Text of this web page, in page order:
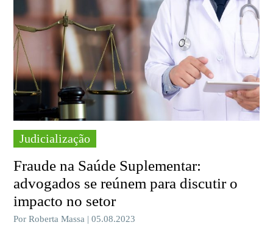
Judicialização
Fraude na Saúde Suplementar:
advogados se reúnem para discutir o
impacto no setor
Por Roberta Massa | 05.08.2023